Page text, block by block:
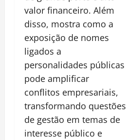
valor financeiro. Além
disso, mostra como a
exposição de nomes
ligados a
personalidades públicas
pode amplificar
conflitos empresariais,
transformando questões
de gestão em temas de
interesse público e